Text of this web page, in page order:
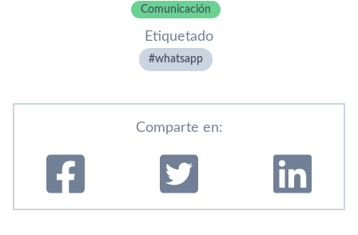
Comunicación
Etiquetado
whatsapp
Comparte en: